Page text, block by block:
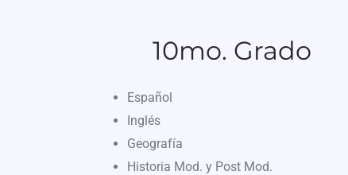
10mo. Grado
Español
Inglés
Geografía
Historia Mod. y Post Mod.